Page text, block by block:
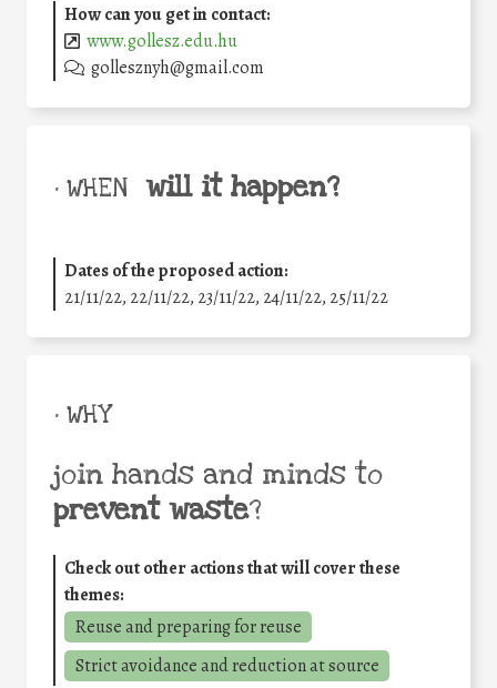
How can you get in contact:
www.gollesz.edu.hu
gollesznyh@gmail.com
• WHEN will it happen?
Dates of the proposed action:
21/11/22, 22/11/22, 23/11/22, 24/11/22, 25/11/22
• WHY
join hands and minds to
prevent waste?
Check out other actions that will cover these
themes:
Reuse and preparing for reuse
Strict avoidance and reduction at source